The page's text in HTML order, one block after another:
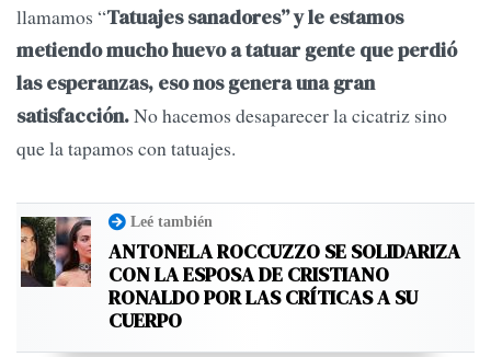
llamamos “Tatuajes sanadores” y le estamos
metiendo mucho huevo a tatuar gente que perdió
las esperanzas, eso nos genera una gran
satisfacción.No hacemos desaparecer la cicatriz sino
que la tapamos con tatuajes.
Leé también
ANTONELA ROCCUZZO SE SOLIDARIZA
CON LA ESPOSA DE CRISTIANO
RONALDO POR LAS CRÍTICAS A SU
CUERPO